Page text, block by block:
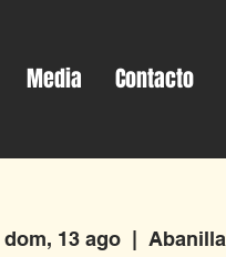
Media Contacto
dom, 13 ago
  |
Abanilla